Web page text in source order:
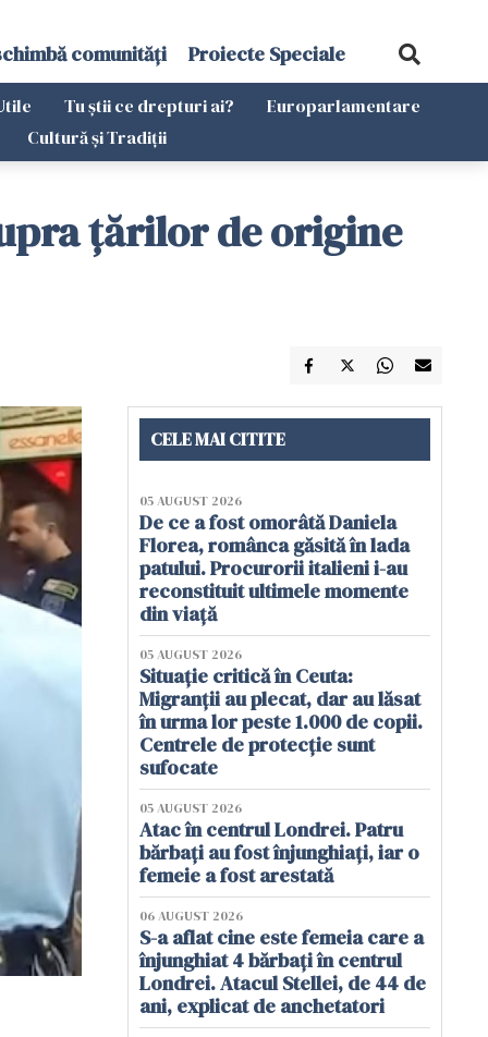
comunități Proiecte Speciale
Tu știi ce drepturi ai?
Europarlamentare
Cultură și Tradiții
țărilor de origine
CELE MAI CITITE
05 AUGUST 2026
De ce a fost omorâtă Daniela
Florea, românca găsită în lada
patului. Procurorii italieni i-au
reconstituit ultimele momente
din viață
05 AUGUST 2026
Situație critică în Ceuta:
Migranții au plecat, dar au lăsat
în urma lor peste 1.000 de copii.
Centrele de protecție sunt
sufocate
05 AUGUST 2026
Atac în centrul Londrei. Patru
bărbați au fost înjunghiați, iar o
femeie a fost arestată
06 AUGUST 2026
S-a aflat cine este femeia care a
înjunghiat 4 bărbați în centrul
Londrei. Atacul Stellei, de 44 de
ani, explicat de anchetatori